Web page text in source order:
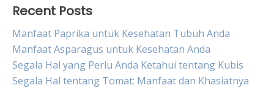
Recent Posts
Manfaat Paprika untuk Kesehatan Tubuh Anda
Manfaat Asparagus untuk Kesehatan Anda
Segala Hal yang Perlu Anda Ketahui tentang Kubis
Segala Hal tentang Tomat: Manfaat dan Khasiatnya